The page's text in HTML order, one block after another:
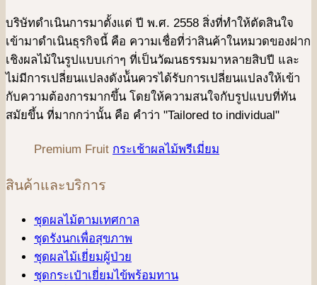
บริษัทดําเนินการมาตั้งแต่ ปี พ.ศ. 2558 สิ่งที่ทำให้ตัดสินใจ
เข้ามาดําเนินธุรกิจนี้ คือ ความเชื่อที่ว่าสินค้าในหมวดของฝาก
เชิงผลไม้ในรูปแบบเก่าๆ ที่เป็นวัฒนธรรมมาหลายสิบปี และ
ไม่มีการเปลี่ยนแปลงดังน้ันควรได้รับการเปลี่ยนแปลงให้เข้า
กับความต้องการมากขึ้น โดยให้ความสนใจกับรูปแบบที่ทัน
สมัยขึ้น ที่มากกว่านั้น คือ คําว่า "Tailored to individual"
Premium Fruit กระเช้าผลไม้พรีเมี่ยม
สินค้าและบริการ
ชุดผลไม้ตามเทศกาล
ชุดรังนกเพื่อสุขภาพ
ชุดผลไม้เยี่ยมผู้ป่วย
ชุดกระเป๋าเยี่ยมไข้พร้อมทาน